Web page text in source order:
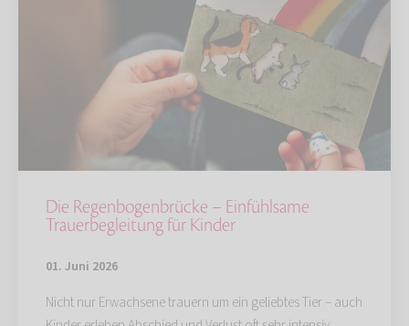
Die Regenbogenbrücke – Einfühlsame
Trauerbegleitung für Kinder
01. Juni 2026
Nicht nur Erwachsene trauern um ein geliebtes Tier – auch